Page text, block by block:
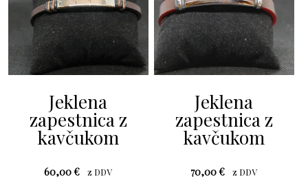
Jeklena
zapestnica z
kavčukom
60,00€ z DDV
Jeklena
zapestnica z
kavčukom
70,00€ z DDV